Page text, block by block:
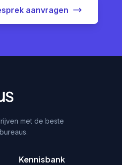
aanvragen
met de beste
Kennisbank